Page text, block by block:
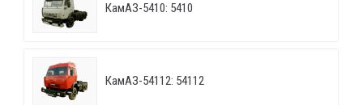
КамАЗ-5410: 5410
КамАЗ-54112: 54112